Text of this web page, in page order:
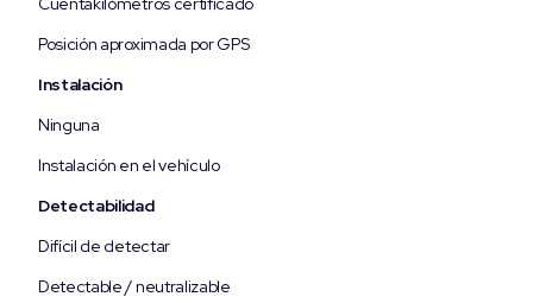
Posición aproximada por GPS
Instalación
Ninguna
Instalación en el vehículo
Detectabilidad
Difícil de detectar
Detectable / neutralizable